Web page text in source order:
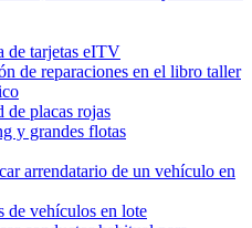
de tarjetas eITV
de reparaciones en el libro taller
de placas rojas
y grandes flotas
arrendatario de un vehículo en
de vehículos en lote